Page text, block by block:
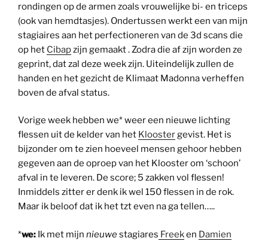
rondingen op de armen zoals vrouwelijke bi- en triceps
(ook van hemdtasjes). Ondertussen werkt een van mijn
stagiaires aan het perfectioneren van de 3d scans die
op het Cibapzijn gemaakt . Zodra die af zijn worden ze
geprint, dat zal deze week zijn. Uiteindelijk zullen de
handen en het gezicht de Klimaat Madonna verheffen
boven de afval status.
Vorige week hebben we* weer een nieuwe lichting
flessen uit de kelder van het Kloostergevist. Het is
bijzonder om te zien hoeveel mensen gehoor hebben
gegeven aan de oproep van het Klooster om ‘schoon’
afval in te leveren. De score; 5 zakken vol flessen!
Inmiddels zitter er denk ik wel 150 flessen in de rok.
Maar ik beloof dat ik het tzt even na ga tellen…..
*we: Ik met mijn nieuwestagiares Freeken Damien